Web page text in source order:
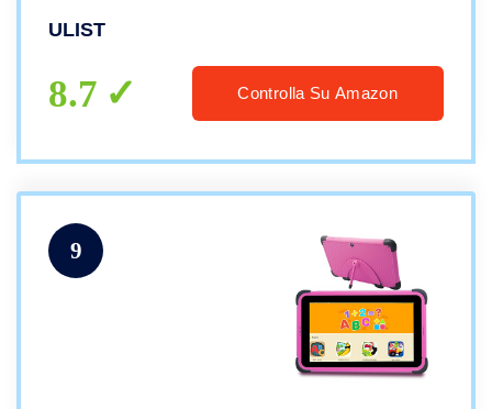
Control(pink)
ULIST
8.7 Controlla Su Amazon
9